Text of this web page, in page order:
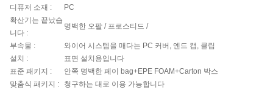
디퓨저 소재 :
PC
확산기는 끝났습
니다 :
명백한 오팔 / 프로스티드 /
부속물 :
와이어 시스템을 매다는 PC 커버, 엔드 캡, 클립
설치 :
표면 설치용입니다
표준 패키지 :
안쪽 명백한 페이 bag+EPE FOAM+Carton 박스
맞춤식 패키지 :
청구하는 대로 이용 가능합니다